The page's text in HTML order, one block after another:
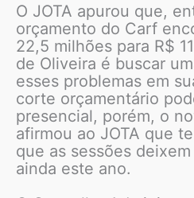
O JOTA apurou que,
orçamento do Carf
22,5 milhões para R$
de Oliveira é buscar
esses problemas em
corte orçamentário
presencial, porém, o
afirmou ao JOTA que
que as sessões
ainda este ano.